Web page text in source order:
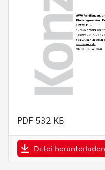
PDF 532 KB
Datei herunterladen